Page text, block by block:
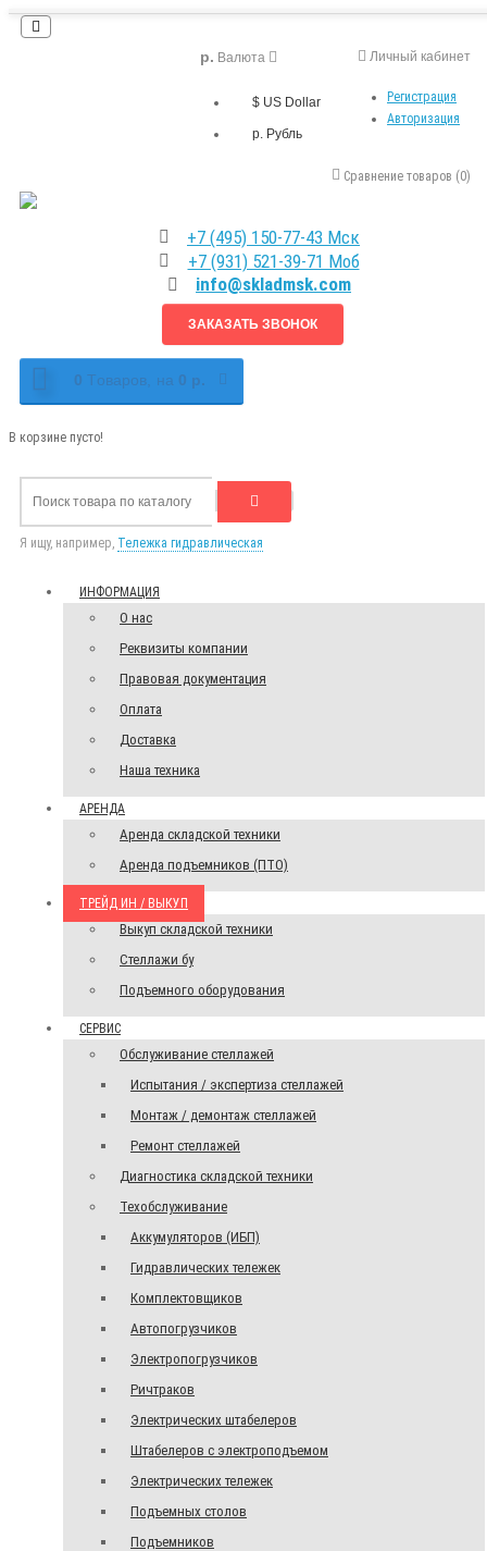
Личный кабинет
Регистрация
Авторизация
р. Валюта
$ US Dollar
р. Рубль
Сравнение товаров (0)
+7 (495) 150-77-43 Мск
+7 (931) 521-39-71 Моб
info@skladmsk.com
ЗАКАЗАТЬ ЗВОНОК
0 Tоваров, на 0 р.
В корзине пусто!
Я ищу, например, Тележка гидравлическая
ИНФОРМАЦИЯ
О нас
Реквизиты компании
Правовая документация
Оплата
Доставка
Наша техника
АРЕНДА
Аренда складской техники
Аренда подъемников (ПТО)
ТРЕЙД ИН / ВЫКУП
Выкуп складской техники
Стеллажи бу
Подъемного оборудования
СЕРВИС
Обслуживание стеллажей
Испытания / экспертиза стеллажей
Монтаж / демонтаж стеллажей
Ремонт стеллажей
Диагностика складской техники
Техобслуживание
Аккумуляторов (ИБП)
Гидравлических тележек
Комплектовщиков
Автопогрузчиков
Электропогрузчиков
Ричтраков
Электрических штабелеров
Штабелеров с электроподъемом
Электрических тележек
Подъемных столов
Подъемников